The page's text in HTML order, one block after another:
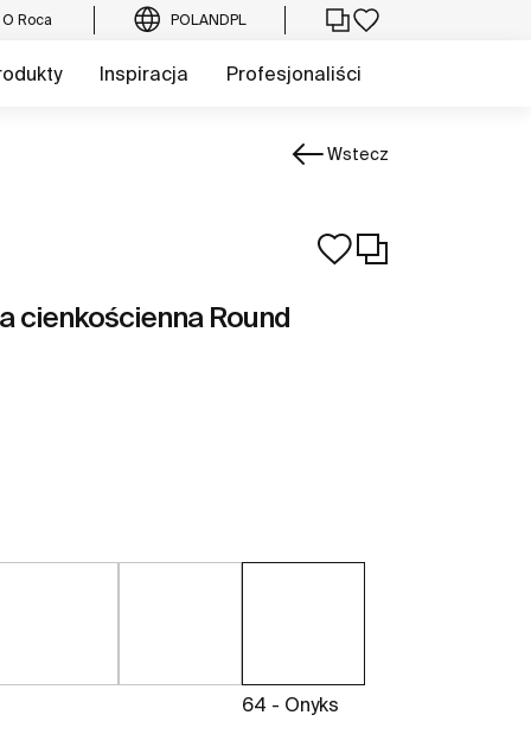
O Roca POLANDPL
Inspiracja Profesjonaliści
Wstecz
cienkościenna Round
64 - Onyks